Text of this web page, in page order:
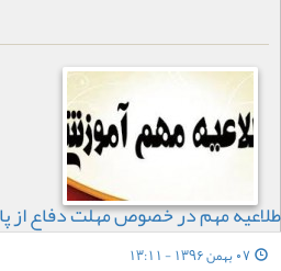
مهم در خصوص مهلت دفاع از